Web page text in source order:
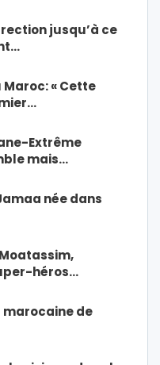
jusqu’à ce
« Cette
Extrême
mais…
née dans
héros…
de